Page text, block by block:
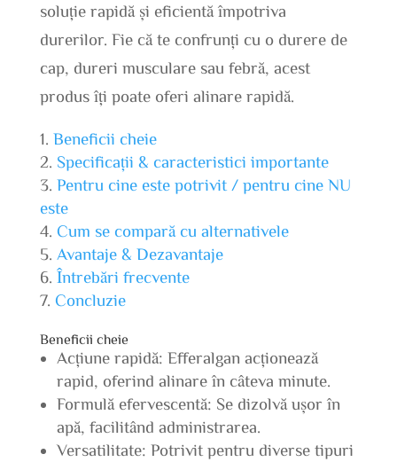
soluție rapidă și eficientă împotriva
durerilor. Fie că te confrunți cu o durere de
cap, dureri musculare sau febră, acest
produs îți poate oferi alinare rapidă.
Beneficii cheie
Specificații & caracteristici importante
Pentru cine este potrivit / pentru cine NU
este
Cum se compară cu alternativele
Avantaje & Dezavantaje
Întrebări frecvente
Concluzie
Beneficii cheie
Acțiune rapidă: Efferalgan acționează
rapid, oferind alinare în câteva minute.
Formulă efervescentă: Se dizolvă ușor în
apă, facilitând administrarea.
Versatilitate: Potrivit pentru diverse tipuri